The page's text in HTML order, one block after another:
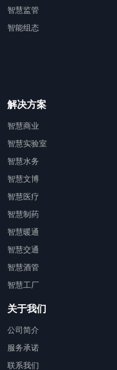
智慧监管
智能组态
解决方案
智慧商业
智慧实验室
智慧水务
智慧文博
智慧医疗
智慧制药
智慧暖通
智慧交通
智慧酒管
智慧工厂
关于我们
公司简介
服务承诺
联系我们